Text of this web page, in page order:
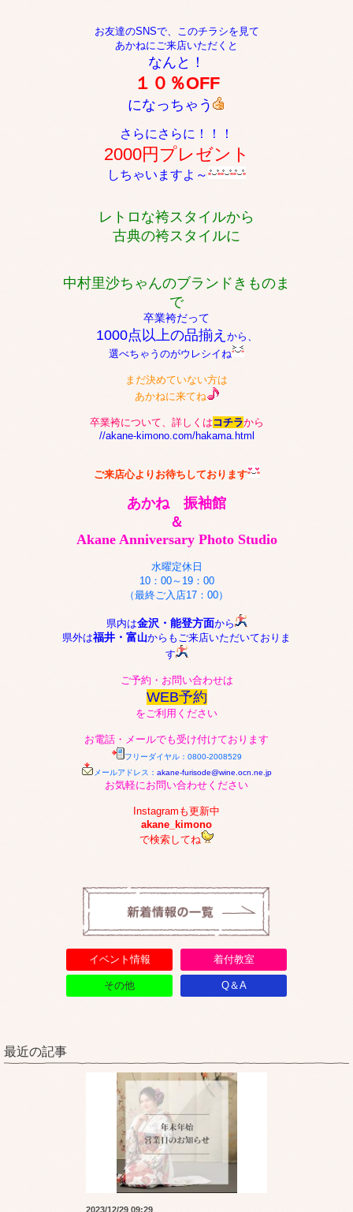
お友達のSNSで、このチラシを見て
あかねにご来店いただくと
なんと！
１０％OFF
になっちゃう
さらにさらに！！！
2000円プレゼント
しちゃいますよ～
レトロな袴スタイルから
古典の袴スタイルに
中村里沙ちゃんのブランドきものま
で
卒業袴だって
1000点以上の品揃え から、
選べちゃうのがウレシイね
まだ決めていない方は
あかねに来てね
卒業袴について、詳しくは コチラから
//akane-kimono.com/hakama.html
ご来店心よりお待ちしております
あかね 振袖館
＆
Akane Anniversary Photo Studio
水曜定休日
10：00～19：00
（最終ご入店17：00）
県内は金沢・能登方面から
県外は福井・富山からも ご来店いただいておりま
す
ご予約・お問い合わせは
WEB予約
をご利用ください
お電話・メールでも受け付けております
フリーダイヤル：0800-2008529
メールアドレス： akane-furisode@wine.ocn.ne.jp
お気軽にお問い合わせください
Instagramも更新中
akane_kimono
で検索してね
イベント情報 着付教室
その他 Q＆A
最近の記事
2023/12/29 09:29